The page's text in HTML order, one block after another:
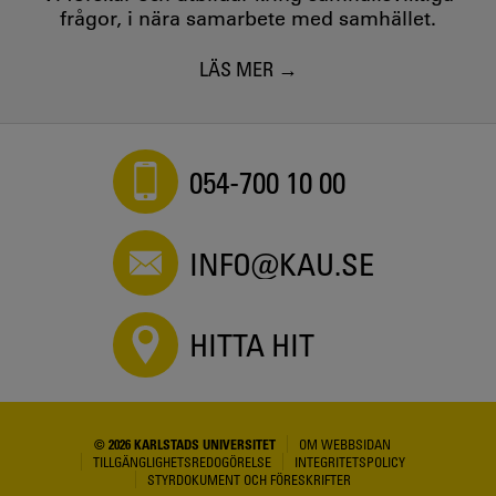
frågor, i nära samarbete med samhället.
LÄS MER
054-700 10 00
INFO@KAU.SE
HITTA HIT
© 2026 KARLSTADS UNIVERSITET
OM WEBBSIDAN
TILLGÄNGLIGHETSREDOGÖRELSE
INTEGRITETSPOLICY
STYRDOKUMENT OCH FÖRESKRIFTER